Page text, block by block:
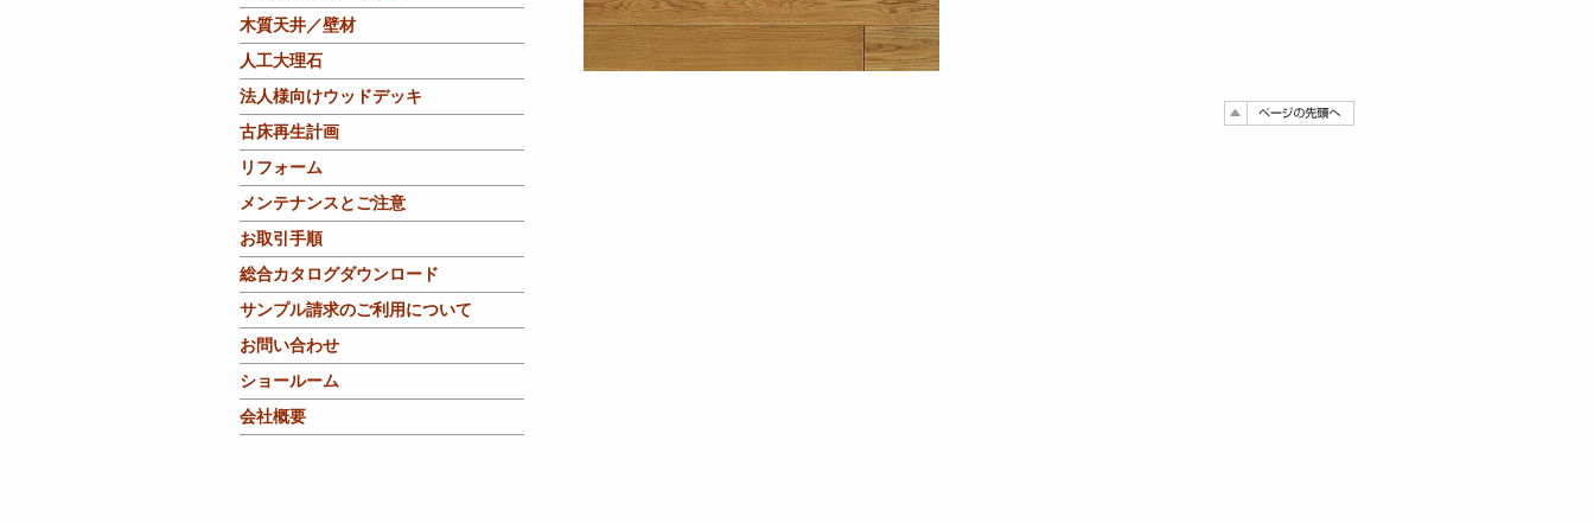
木質天井／壁材
人工大理石
法人様向けウッドデッキ
古床再生計画
リフォーム
メンテナンスとご注意
お取引手順
総合カタログダウンロード
サンプル請求のご利用について
お問い合わせ
ショールーム
会社概要